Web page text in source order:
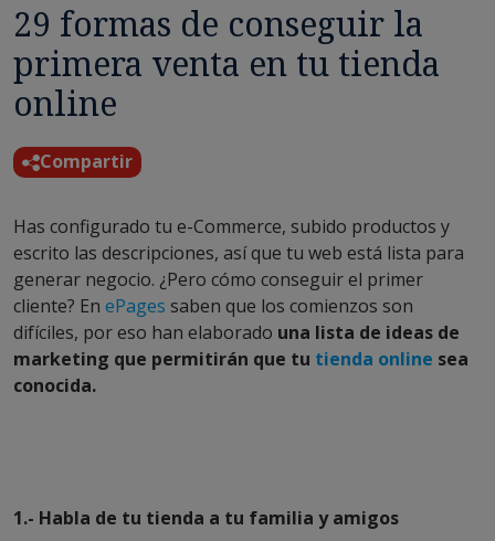
29 formas de conseguir la
primera venta en tu tienda
online
Compartir
Has configurado tu e-Commerce, subido productos y
escrito las descripciones, así que tu web está lista para
generar negocio. ¿Pero cómo conseguir el primer
cliente? En ePages saben que los comienzos son
difíciles, por eso han elaborado una lista de ideas de
marketing que permitirán que tu tienda online sea
conocida.
1.- Habla de tu tienda a tu familia y amigos